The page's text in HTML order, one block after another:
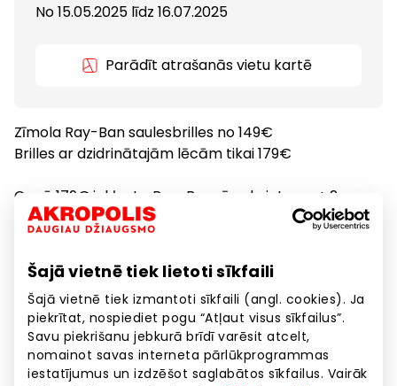
Šajā vietnē tiek lietoti sīkfaili
Šajā vietnē tiek izmantoti sīkfaili (angl. cookies). Ja
piekrītat, nospiediet pogu “Atļaut visus sīkfailus”.
Savu piekrišanu jebkurā brīdī varēsit atcelt,
nomainot savas interneta pārlūkprogrammas
iestatījumus un izdzēšot saglabātos sīkfailus. Vairāk
No 15.05.2025 līdz 16.07.2025
Parādīt atrašanās vietu kartē
Zīmola Ray-Ban saulesbrilles no 149€
Brilles ar dzidrinātajām lēcām tikai 179€
Cenā 179€ iekļauts: Ray-Ban zīmola ietvars + 2
dzidrinātās briļļu lēcas 1.5 FSV Organic HMC
(sph.+/-6.00, cyl.+2.00) + briļļu pielāgošana.
Piedāvājums nesummējas ar citām akcijām un
atlaidēm.
Plašāka informācija veikalos pie konsultanta.
https://visionexpress.lv/akcija-ray-ban-
saulesbrillem-un-brillem/